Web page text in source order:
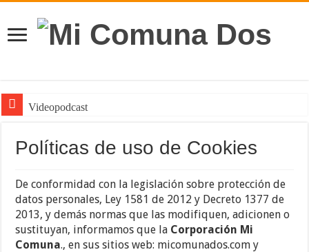
Videopodcast
Políticas de uso de Cookies
De conformidad con la legislación sobre protección de
datos personales, Ley 1581 de 2012 y Decreto 1377 de
2013, y demás normas que las modifiquen, adicionen o
sustituyan, informamos que la Corporación Mi
Comuna., en sus sitios web: micomunados.com y